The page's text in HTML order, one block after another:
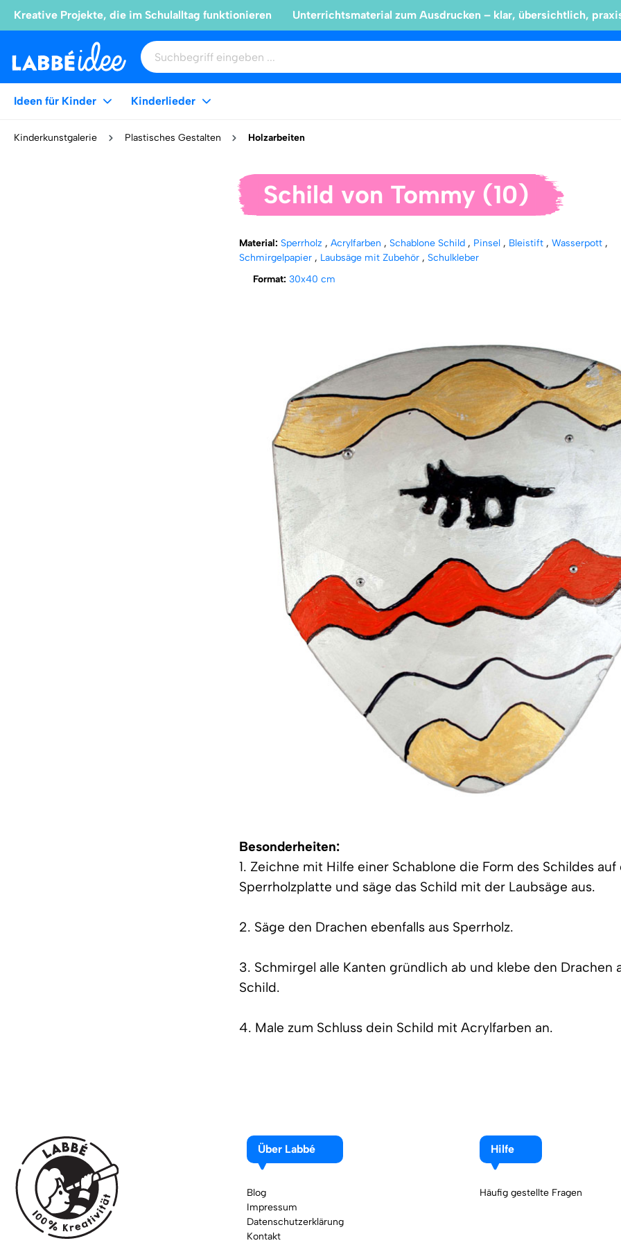
Kreative Projekte, die im Schulalltag funktionieren Unterrichtsmaterial zum Ausdrucken – klar, übersichtlich,
Ideen für Kinder Kinderlieder
Kinderkunstgalerie Plastisches Gestalten Holzarbeiten
Schild von Tommy (10)
Material: Sperrholz ,Acrylfarben , Schablone Schild , Pinsel , Bleistift ,Wasserpott ,
Schmirgelpapier , Laubsäge mit Zubehör , Schulkleber
Format:30x40 cm
Besonderheiten:
1. Zeichne mit Hilfe einer Schablone die Form des Schildes auf
Sperrholzplatte und säge das Schild mit der Laubsäge aus.
2. Säge den Drachen ebenfalls aus Sperrholz.
3. Schmirgel alle Kanten gründlich ab und klebe den Drachen
Schild.
4. Male zum Schluss dein Schild mit Acrylfarben an.
Über Labbé
Blog
Impressum
Datenschutzerklärung
Kontakt
Hilfe
Häufig gestellte Fragen